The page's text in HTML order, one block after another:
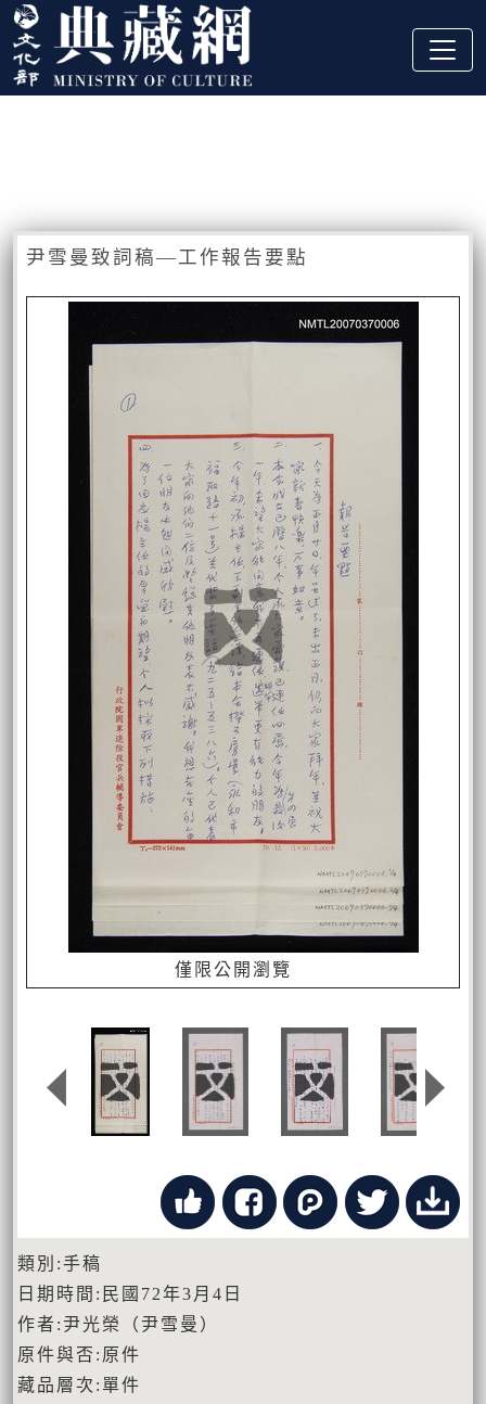
跳到主要內容
:::
尹雪曼致詞稿—工作報告要點
僅限公開瀏覽
類別:手稿
日期時間:民國72年3月4日
作者:尹光榮（尹雪曼）
原件與否:原件
藏品層次:單件